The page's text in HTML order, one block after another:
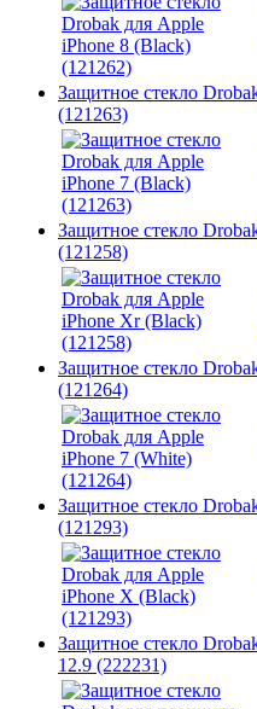
Защитное стекло
(121263)
Защитное стекло
(121258)
Защитное стекло
(121264)
Защитное стекло
(121293)
Защитное стекло
12.9 (222231)